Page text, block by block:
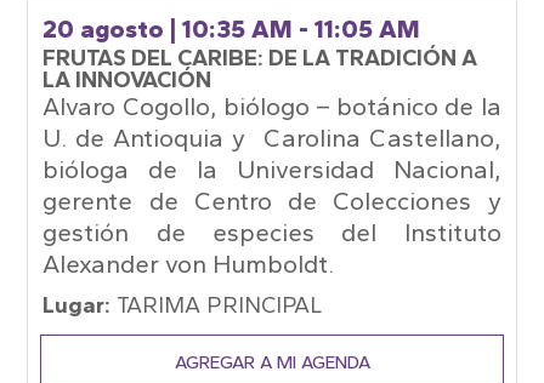
20 agosto | 10:35 AM - 11:05 AM
FRUTAS DEL CARIBE: DE LA TRADICIÓN A
LA INNOVACIÓN
Alvaro Cogollo, biólogo – botánico de la
U. de Antioquia y Carolina Castellano,
bióloga de la Universidad Nacional,
gerente de Centro de Colecciones y
gestión de especies del Instituto
Alexander von Humboldt.
Lugar: TARIMA PRINCIPAL
AGREGAR A MI AGENDA